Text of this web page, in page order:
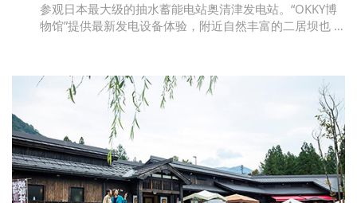
参观日本最大级的抽水蓄能电站奥清津发电站。“OKKY博
物馆”提供最新发电设备体验，附近自然丰富的二居坝也 …